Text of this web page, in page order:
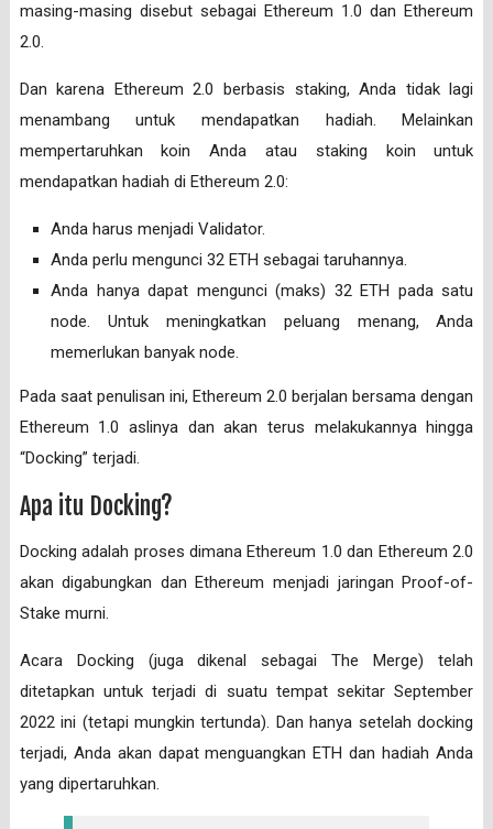
masing-masing disebut sebagai Ethereum 1.0 dan Ethereum
2.0.
Dan karena Ethereum 2.0 berbasis staking, Anda tidak lagi
menambang untuk mendapatkan hadiah. Melainkan
mempertaruhkan koin Anda atau staking koin untuk
mendapatkan hadiah di Ethereum 2.0:
Anda harus menjadi Validator.
Anda perlu mengunci 32 ETH sebagai taruhannya.
Anda hanya dapat mengunci (maks) 32 ETH pada satu
node. Untuk meningkatkan peluang menang, Anda
memerlukan banyak node.
Pada saat penulisan ini, Ethereum 2.0 berjalan bersama dengan
Ethereum 1.0 aslinya dan akan terus melakukannya hingga
“Docking” terjadi.
Apa itu Docking?
Docking adalah proses dimana Ethereum 1.0 dan Ethereum 2.0
akan digabungkan dan Ethereum menjadi jaringan Proof-of-
Stake murni.
Acara Docking (juga dikenal sebagai The Merge) telah
ditetapkan untuk terjadi di suatu tempat sekitar September
2022 ini (tetapi mungkin tertunda). Dan hanya setelah docking
terjadi, Anda akan dapat menguangkan ETH dan hadiah Anda
yang dipertaruhkan.